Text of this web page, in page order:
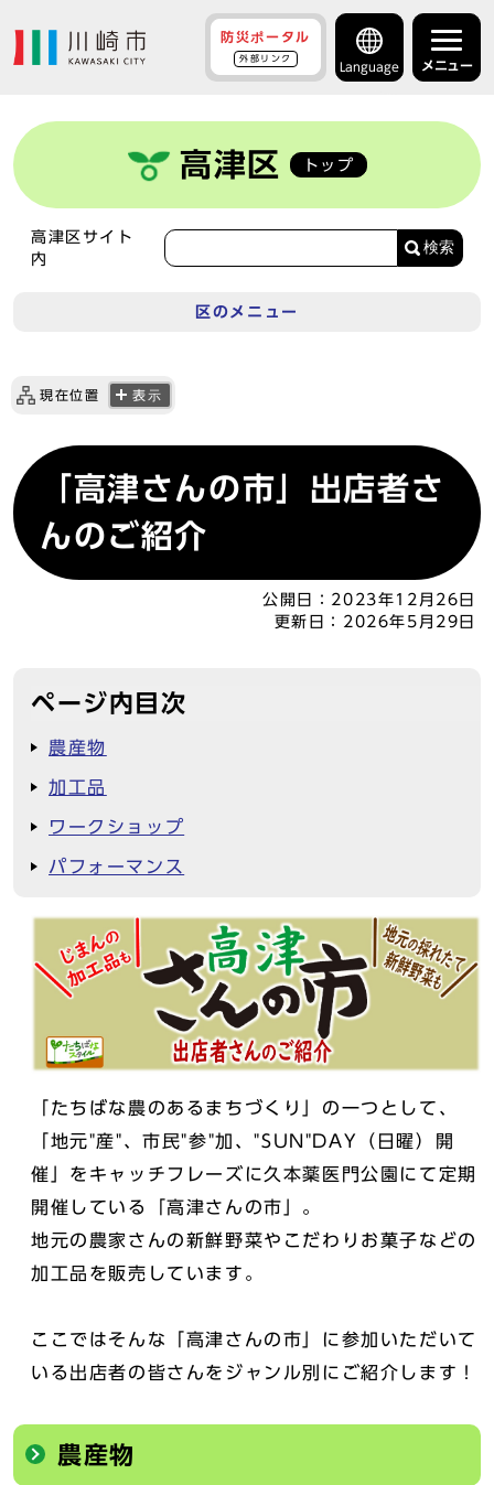
防災ポータル
外部リンク
Language メニュー
高津区 トップ
高津区サイト
内
検索
区のメニュー
現在位置 表示
「高津さんの市」出店者さ
んのご紹介
公開日： 2023年12月26日
更新日： 2026年5月29日
ページ内目次
農産物
加工品
ワークショップ
パフォーマンス
「たちばな農のあるまちづくり」の一つとして、
「地元"産"、市民"参"加、"SUN"DAY（日曜）開
催」をキャッチフレーズに久本薬医門公園にて定期
開催している「高津さんの市」。
地元の農家さんの新鮮野菜やこだわりお菓子などの
加工品を販売しています。
ここではそんな「高津さんの市」に参加いただいて
いる出店者の皆さんをジャンル別にご紹介します！
農産物